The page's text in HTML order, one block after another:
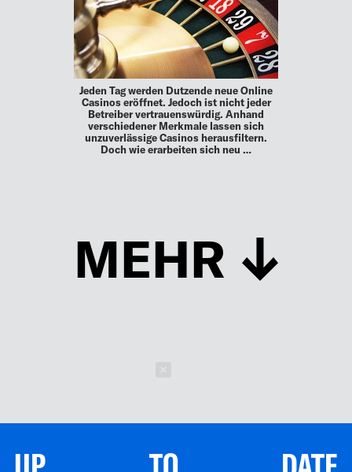
Jeden Tag werden Dutzende neue Online
Casinos eröffnet. Jedoch ist nicht jeder
Betreiber vertrauenswürdig. Anhand
verschiedener Merkmale lassen sich
unzuverlässige Casinos herausfiltern.
Doch wie erarbeiten sich neu …
MEHR